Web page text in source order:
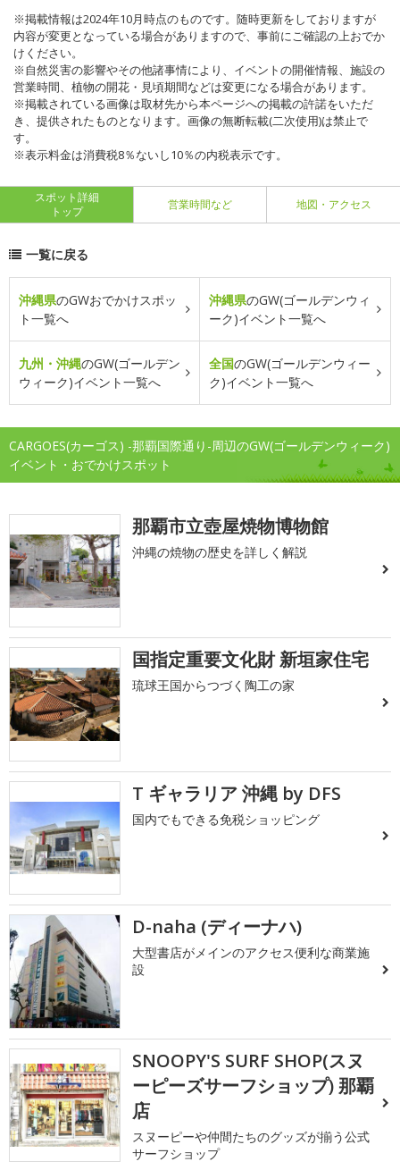
※掲載情報は2024年10月時点のものです。随時更新をしておりますが
内容が変更となっている場合がありますので、事前にご確認の上おでか
けください。
※自然災害の影響やその他諸事情により、イベントの開催情報、施設の
営業時間、植物の開花・見頃期間などは変更になる場合があります。
※掲載されている画像は取材先から本ページへの掲載の許諾をいただ
き、提供されたものとなります。画像の無断転載(二次使用)は禁止で
す。
※表示料金は消費税8％ないし10％の内税表示です。
スポット詳細
トップ
営業時間など 地図・アクセス
一覧に戻る
沖縄県のGWおでかけスポッ
ト一覧へ
沖縄県のGW(ゴールデンウィ
ーク)イベント一覧へ
九州・沖縄のGW(ゴールデン
ウィーク)イベント一覧へ
全国のGW(ゴールデンウィー
ク)イベント一覧へ
CARGOES(カーゴス) -那覇国際通り-周辺のGW(ゴールデンウィーク)
イベント・おでかけスポット
那覇市立壺屋焼物博物館
沖縄の焼物の歴史を詳しく解説
国指定重要文化財 新垣家住宅
琉球王国からつづく陶工の家
T ギャラリア 沖縄 by DFS
国内でもできる免税ショッピング
D-naha (ディーナハ)
大型書店がメインのアクセス便利な商業施
設
SNOOPY'S SURF SHOP(スヌ
ーピーズサーフショップ) 那覇
店
スヌーピーや仲間たちのグッズが揃う公式
サーフショップ